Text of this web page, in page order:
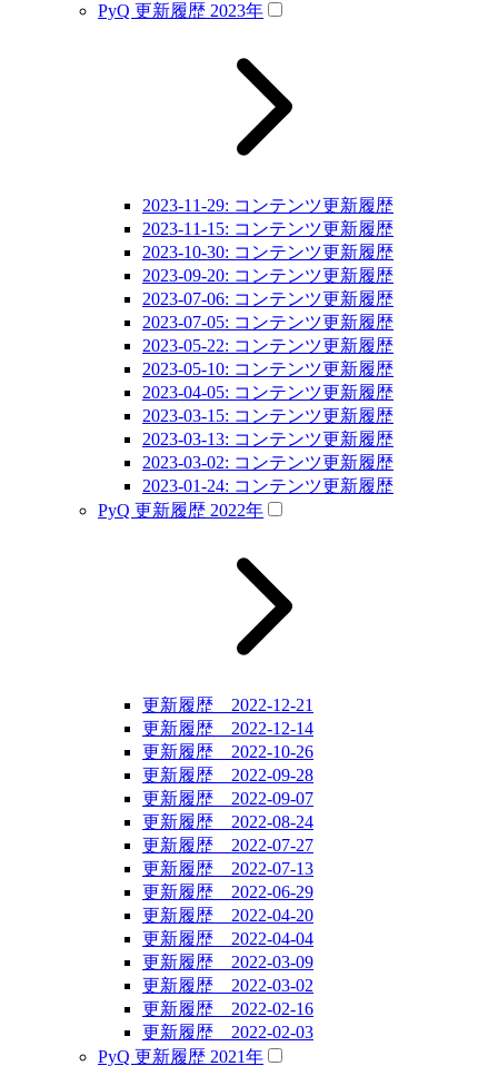
PyQ 更新履歴 2023年
2023-11-29: コンテンツ更新履歴
2023-11-15: コンテンツ更新履歴
2023-10-30: コンテンツ更新履歴
2023-09-20: コンテンツ更新履歴
2023-07-06: コンテンツ更新履歴
2023-07-05: コンテンツ更新履歴
2023-05-22: コンテンツ更新履歴
2023-05-10: コンテンツ更新履歴
2023-04-05: コンテンツ更新履歴
2023-03-15: コンテンツ更新履歴
2023-03-13: コンテンツ更新履歴
2023-03-02: コンテンツ更新履歴
2023-01-24: コンテンツ更新履歴
PyQ 更新履歴 2022年
更新履歴 2022-12-21
更新履歴 2022-12-14
更新履歴 2022-10-26
更新履歴 2022-09-28
更新履歴 2022-09-07
更新履歴 2022-08-24
更新履歴 2022-07-27
更新履歴 2022-07-13
更新履歴 2022-06-29
更新履歴 2022-04-20
更新履歴 2022-04-04
更新履歴 2022-03-09
更新履歴 2022-03-02
更新履歴 2022-02-16
更新履歴 2022-02-03
PyQ 更新履歴 2021年